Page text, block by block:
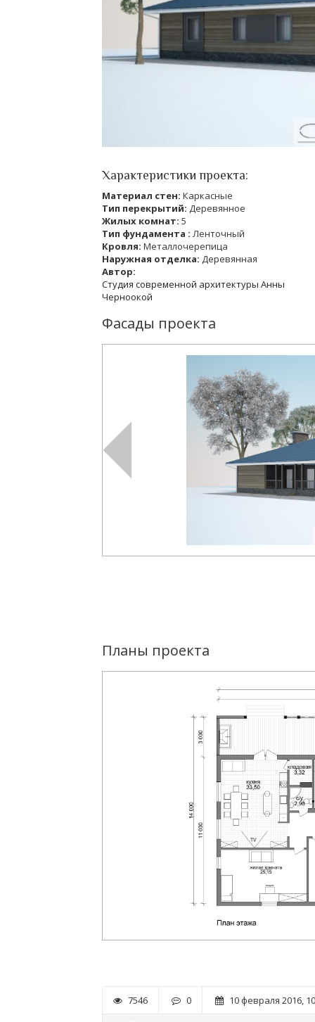
Характеристики проекта:
Материал стен: Каркасные
Тип перекрытий: Деревянное
Жилых комнат: 5
Тип фундамента : Ленточный
Кровля: Металлочерепица
Наружная отделка: Деревянная
Автор:
Студия современной архитектуры Анны
Черноокой
Фасады проекта
Планы проекта
7546 0 10 февраля 2016,